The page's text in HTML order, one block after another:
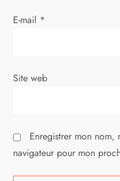
r
i
l
e
E-mail *
Site web
Enregistrer mon nom,
navigateur pour mon